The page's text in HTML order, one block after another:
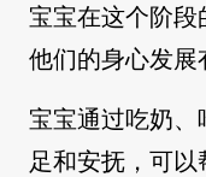
宝宝在这个阶
他们的身心发展
宝宝通过吃奶
足和安抚，可